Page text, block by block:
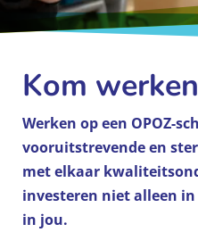
Kom
Werken op een OPOZ-
vooruitstrevende en
met elkaar
investeren niet alleen
in jou.